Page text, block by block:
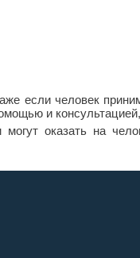
человек
и
оказать на